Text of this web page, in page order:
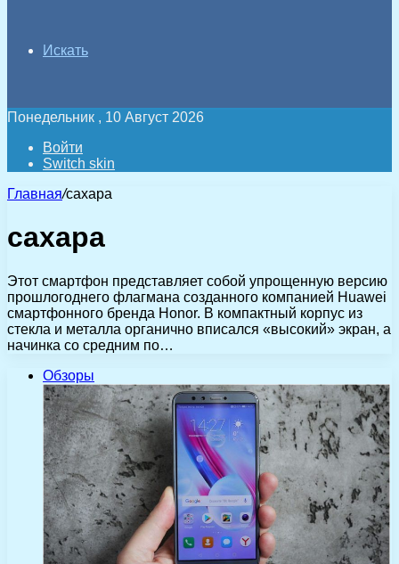
Искать
Понедельник , 10 Август 2026
Войти
Switch skin
Главная/сахара
сахара
Этот смартфон представляет собой упрощенную версию
прошлогоднего флагмана созданного компанией Huawei
смартфонного бренда Honor. В компактный корпус из
стекла и металла органично вписался «высокий» экран, а
начинка со средним по…
Обзоры